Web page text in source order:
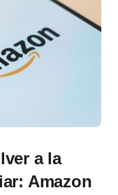
a la
Amazon